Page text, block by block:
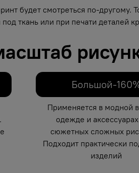
будет смотреться по-другому.
ткань или при печати деталей
Большой-
Применяется в модной
одежде и
сюжетных сложных
Подходит практически
изделий